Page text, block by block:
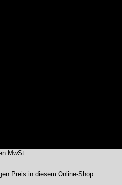
MwSt.
Preis in diesem Online-Shop.